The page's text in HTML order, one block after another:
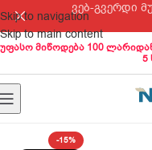
Skip to navigation
Skip to main content
ვებ-გვერდი
უფასო მიწოდება 100
5
-15%